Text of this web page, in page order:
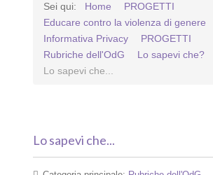
Sei qui: Home
PROGETTI
Educare contro la violenza di genere
Informativa Privacy
PROGETTI
Rubriche dell'OdG
Lo sapevi che?
Lo sapevi che...
Lo sapevi che...